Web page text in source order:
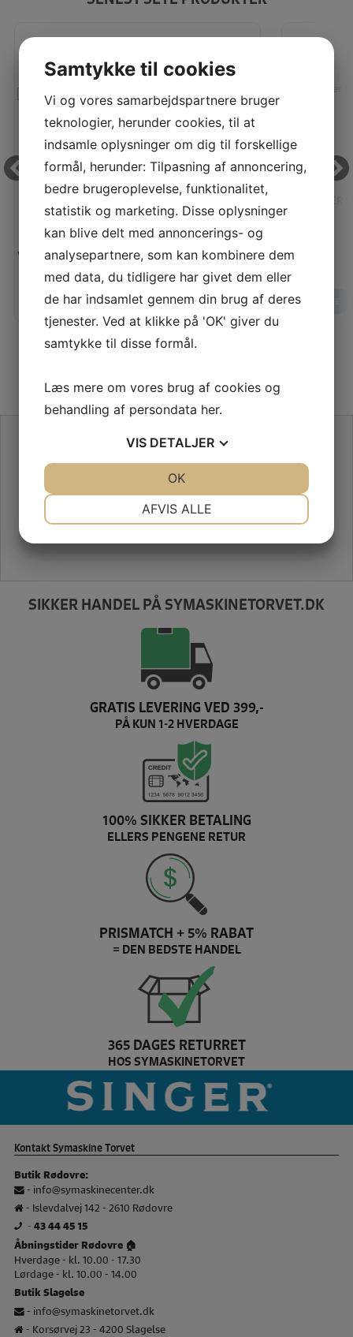
BROTHER SCANNCUT DOBBELT KLÆBENDE TIL
APPLIKATIONER
LÆS MERE
Vores pris:
80,00
LÆG I KURV LÆS MERE
Vores pris:
SE VORES ANMELDELSER PÅ TRUSTPILOT
SIKKER HANDEL PÅ SYMASKINETORVET.DK
GRATIS LEVERING VED 399,-
PÅ KUN 1-2 HVERDAGE
100% SIKKER BETALING
ELLERS PENGENE RETUR
PRISMATCH + 5% RABAT
= DEN BEDSTE HANDEL
365 DAGES RETURRET
HOS SYMASKINETORVET
Pfaff Brand slider
Kontakt Symaskine Torvet
Butik Rødovre:
- info@symaskinecenter.dk
- Islevdalvej 142 - 2610 Rødovre
- 43 44 45 15
Åbningstider Rødovre 🏠
Hverdage - kl. 10.00 - 17.30
Lørdage - kl. 10.00 - 14.00
Butik Slagelse
- info@symaskinetorvet.dk
- Korsørvej 23 - 4200 Slagelse
Samtykke til cookies
Vi og vores samarbejdspartnere bruger
teknologier, herunder cookies, til at
indsamle oplysninger om dig til forskellige
formål, herunder: Tilpasning af annoncering,
bedre brugeroplevelse, funktionalitet,
statistik og marketing. Disse oplysninger
kan blive delt med annoncerings- og
analysepartnere, som kan kombinere dem
med data, du tidligere har givet dem eller
de har indsamlet gennem din brug af deres
tjenester. Ved at klikke på 'OK' giver du
samtykke til disse formål.
Læs mere om vores brug af cookies og
behandling af persondata her.
VIS DETALJER
AFVIS ALLE
OK